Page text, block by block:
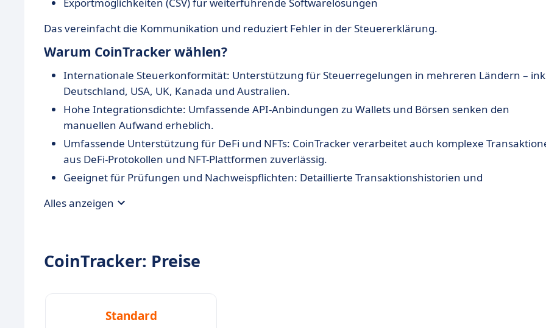
Das vereinfacht die Kommunikation und reduziert Fehler in der Steuererklärung.
Warum CoinTracker wählen?
Internationale Steuerkonformität: Unterstützung für Steuerregelungen in mehreren Ländern –
Deutschland, USA, UK, Kanada und Australien.
Hohe Integrationsdichte: Umfassende API-Anbindungen zu Wallets und Börsen senken den
manuellen Aufwand erheblich.
Umfassende Unterstützung für DeFi und NFTs: CoinTracker verarbeitet auch komplexe
aus DeFi-Protokollen und NFT-Plattformen zuverlässig.
Geeignet für Prüfungen und Nachweispflichten: Detaillierte Transaktionshistorien und
Von Steuerberatern genutzt und empfohlen: Das Tool ist auf die professionelle Nutzung durch
Alles anzeigen
CoinTracker: Preise
Standard